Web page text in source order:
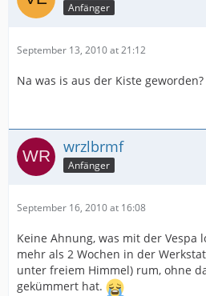
Anfänger
September 13, 2010 at 21:12
Na was is aus der Kiste
wrzlbrmf
Anfänger
September 16, 2010 at 16:08
Keine Ahnung, was mit der Vespa
mehr als 2 Wochen in der
unter freiem Himmel) rum, ohne
gekümmert hat.